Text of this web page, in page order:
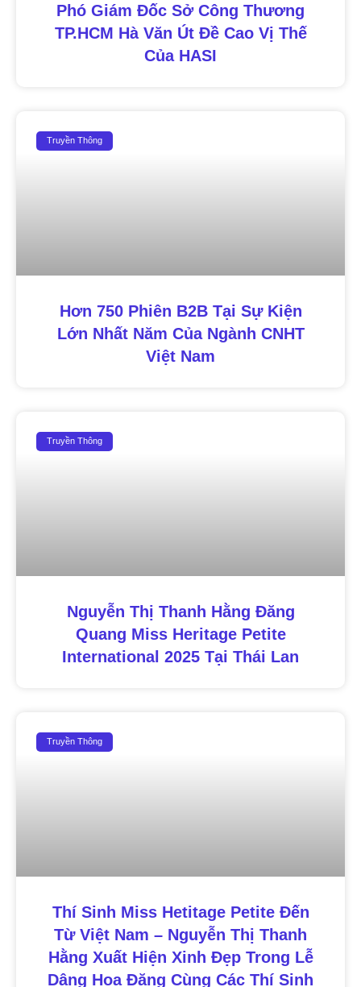
Phó Giám Đốc Sở Công Thương
TP.HCM Hà Văn Út Đề Cao Vị Thế
Của HASI
Truyền Thông
Hơn 750 Phiên B2B Tại Sự Kiện
Lớn Nhất Năm Của Ngành CNHT
Việt Nam
Truyền Thông
Nguyễn Thị Thanh Hằng Đăng
Quang Miss Heritage Petite
International 2025 Tại Thái Lan
Truyền Thông
Thí Sinh Miss Hetitage Petite Đến
Từ Việt Nam – Nguyễn Thị Thanh
Hằng Xuất Hiện Xinh Đẹp Trong Lễ
Dâng Hoa Đăng Cùng Các Thí Sinh